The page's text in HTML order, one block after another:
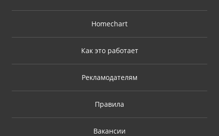
Homechart
Как это работает
Рекламодателям
Правила
Вакансии